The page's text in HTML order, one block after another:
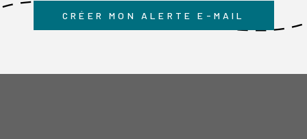
CRÉER MON ALERTE E-MAIL